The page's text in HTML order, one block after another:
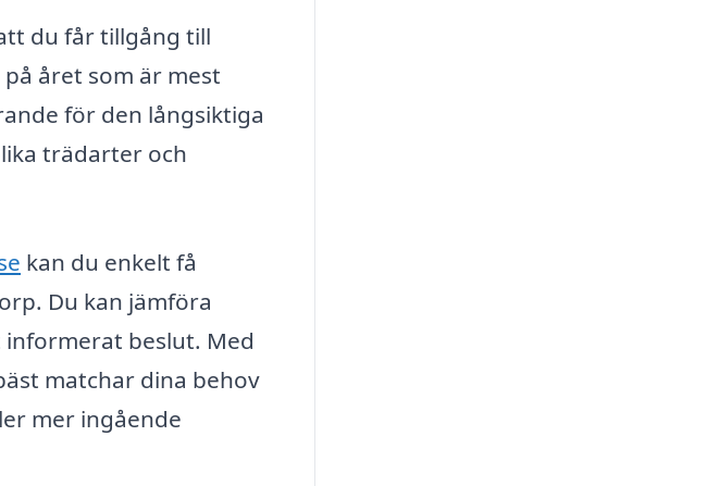
du får tillgång till
året som är mest
för den långsiktiga
trädarter och
kan du enkelt få
Du kan jämföra
beslut. Med
matchar dina behov
mer ingående